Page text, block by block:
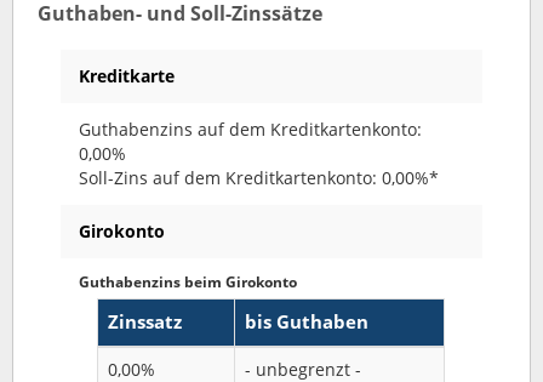
Guthaben- und Soll-Zinssätze
Kreditkarte
Guthabenzins auf dem Kreditkartenkonto:
0,00%
Soll-Zins auf dem Kreditkartenkonto: 0,00%*
Girokonto
Guthabenzins beim Girokonto
Zinssatz bis Guthaben
0,00%
- unbegrenzt -